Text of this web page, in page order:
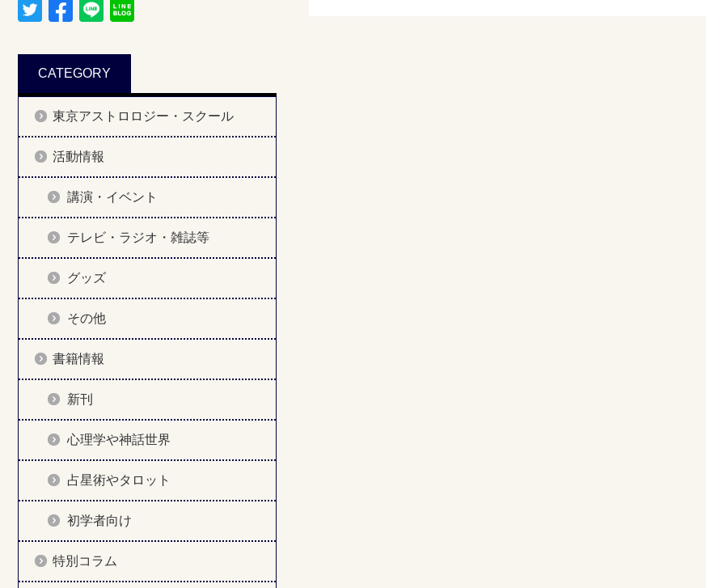
CATEGORY
東京アストロロジー・スクール
活動情報
講演・イベント
テレビ・ラジオ・雑誌等
グッズ
その他
書籍情報
新刊
心理学や神話世界
占星術やタロット
初学者向け
特別コラム